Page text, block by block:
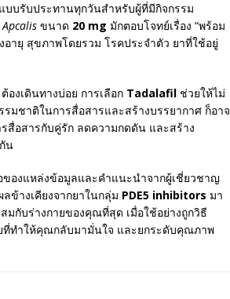
บรับประทานทุกวันสำหรับผู้ที่มีกิจกรรม
Apcalis ขนาด 20 mg มักตอบโจทย์เรื่อง “พร้อม
อายุ สุขภาพโดยรวม โรคประจำตัว ยาที่ใช้อยู่
งเดินทางบ่อย การเลือก Tadalafil ช่วยให้ไม่
รมชาติในการสื่อสารและสร้างบรรยากาศ ก็อาจ
สื่อสารกับคู่รัก ลดความกดดัน และสร้าง
น
องแหล่งข้อมูลและคำแนะนำจากผู้เชี่ยวชาญ
ข้างเคียงจากยาในกลุ่ม PDE5 inhibitors มา
มกับร่างกายของคุณที่สุด เมื่อใช้อย่างถูกวิธี
ที่ทำให้คุณกลับมามั่นใจ และยกระดับคุณภาพ